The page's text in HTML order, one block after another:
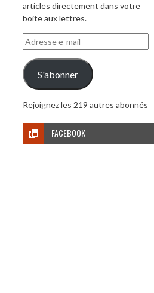
articles directement dans votre
boite aux lettres.
Adresse
e-
mail
S'abonner
Rejoignez les 219 autres abonnés
FACEBOOK